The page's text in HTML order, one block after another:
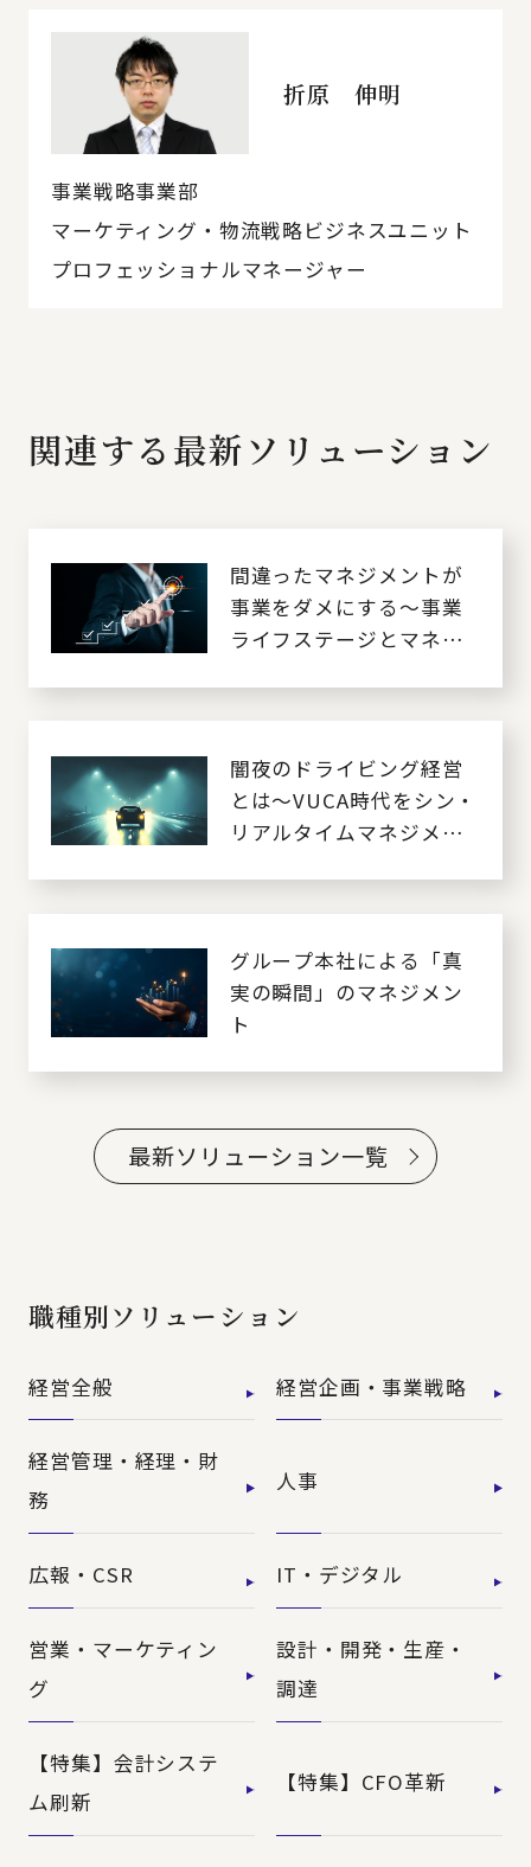
折原 伸明
事業戦略事業部
マーケティング・物流戦略ビジネスユニット
プロフェッショナルマネージャー
関連する最新ソリューション
間違ったマネジメントが
事業をダメにする～事業
ライフステージとマネジ
闇夜のドライビング経営
とは～VUCA時代をシン・
リアルタイムマネジメン
グループ本社による「真
実の瞬間」のマネジメン
ト
最新ソリューション一覧
職種別ソリューション
経営全般 経営企画・事業戦略
経営管理・経理・財
務
人事
広報・CSR IT・デジタル
営業・マーケティン
グ
設計・開発・生産・
調達
【特集】会計システ
ム刷新
【特集】CFO革新